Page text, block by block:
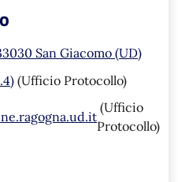
San Giacomo (UD)
(Ufficio Protocollo)
(Ufficio
Protocollo)